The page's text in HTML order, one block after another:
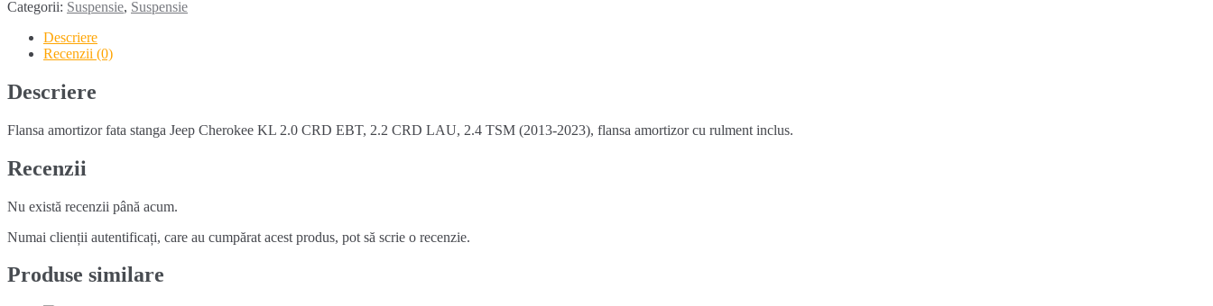
fata
stanga
JEEP
CHEROKEE
KL
(2013-
Categorii: Suspensie, Suspensie
Descriere
Recenzii (0)
Descriere
Flansa amortizor fata stanga Jeep Cherokee KL 2.0 CRD EBT, 2.2 CRD LAU, 2.4 TSM (2013-2023), flansa amortizor cu rulment inclus.
Recenzii
Nu există recenzii până acum.
Numai clienții autentificați, care au cumpărat acest produs, pot să scrie o recenzie.
Produse similare